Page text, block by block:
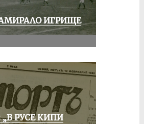
ИГРИЩЕ
„В РУСЕ КИПИ